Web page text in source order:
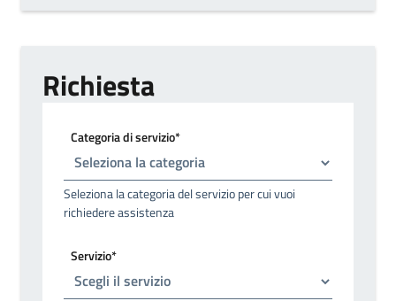
Richiesta
Categoria di servizio*
Seleziona la categoria del servizio per cui vuoi
richiedere assistenza
Servizio*